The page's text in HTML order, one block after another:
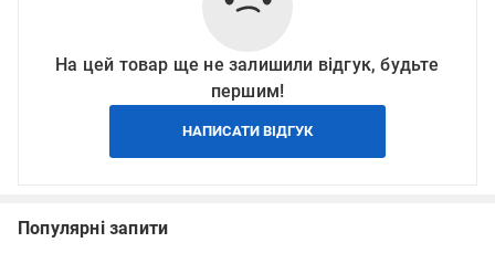
На цей товар ще не залишили відгук, будьте
першим!
НАПИСАТИ ВІДГУК
Популярні запити